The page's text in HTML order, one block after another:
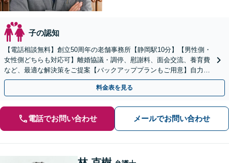
子の認知
【電話相談無料】創立50周年の老舗事務所【静岡駅10分】【男性側・
女性側どちらも対応可】離婚協議・調停、慰謝料、面会交流、養育費
など、最適な解決策をご提案【バックアッププランもご用意】自力で
書面作成をしたい方におすすめ【法テラス可】
料金表を見る
電話でお問い合わせ メールでお問い合わせ